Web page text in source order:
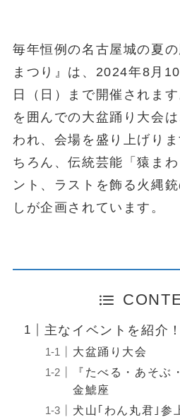
毎年恒例の名古屋城の夏
まつり』は、2024年8月
日（日）まで開催されま
を囲んでの大盆踊り大会
われ、会場を盛り上げり
ちろん、伝統芸能「猿ま
ント、ラストを飾る火縄
しが企画されています。
主なイベントを紹介！
大盆踊り大会
『たべる・あそぶ
金鯱座
犬山｢わん丸君｣参